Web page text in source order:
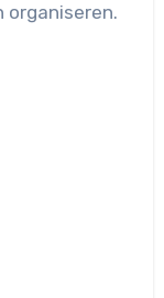
organiseren.